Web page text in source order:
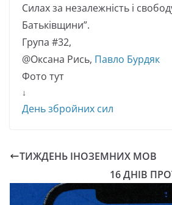
Силах за незалежність і
Батьківщини”.
Група #32,
@Оксана Рись, Павло Бурдяк
Фото тут
↓
День збройних сил
ТИЖДЕНЬ ІНОЗЕМНИХ МОВ
16 ДНІВ